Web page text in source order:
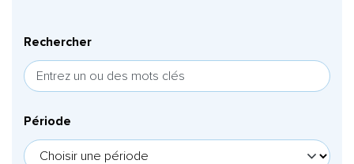
Rechercher
Période